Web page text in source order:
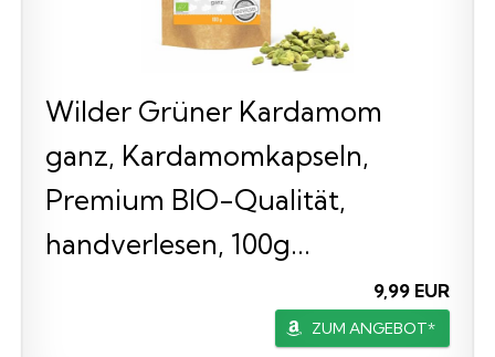
Wilder Grüner Kardamom
ganz, Kardamomkapseln,
Premium BIO-Qualität,
handverlesen, 100g...
9,99 EUR
ZUM ANGEBOT*